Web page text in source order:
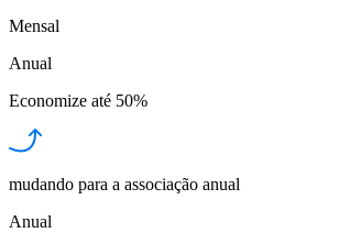
Mensal
Anual
Economize até 50%
mudando para a associação anual
Anual